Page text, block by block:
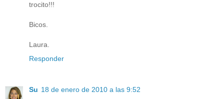
trocito!!!
Bicos.
Laura.
Responder
Su 18 de enero de 2010 a las 9:52